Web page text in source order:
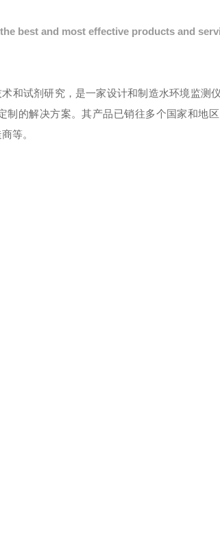
best and most effective products and
和试剂研究，是一家设计和制造水环境监测
制的解决方案。其产品已销往多个国家和地
等。